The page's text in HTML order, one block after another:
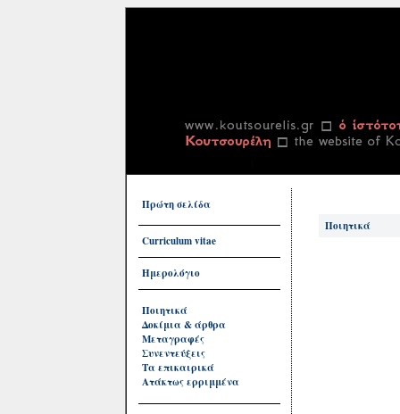
Πρώτη σελίδα
Curriculum vitae
Ημερολόγιο
Ποιητικά
Δοκίμια & άρθρα
Μεταγραφές
Συνεντεύξεις
Τα επικαιρικά
Ατάκτως ερριμμένα
Ποιητικά